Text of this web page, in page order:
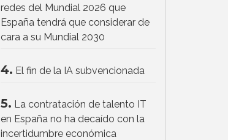
redes del Mundial 2026 que
España tendrá que considerar de
cara a su Mundial 2030
4. El fin de la IA subvencionada
5. La contratación de talento IT
en España no ha decaído con la
incertidumbre económica